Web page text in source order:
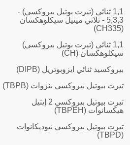
1,1 ثنائي (تيرت بوتيل بيروكسي)
-
3
,
3
,
5 -
ثلاثي ميثيل سيكلوهكسان
(CH335)
1,1 ثنائي (تيرت بوتيل بيروكسي)
سيكلوهكسان (CH)
بيروكسيد ثنائي ايزوبوتريل (DIPB)
تيرت بيوتيل بيروكسي بنزوات (TBPB)
تيرت بيوتيل بيروكسي 2 إيثيل
هيكسانوات (TBPEH)
تيرت بيوتيل بيروكسي نيوديكانوات
(TBPD)